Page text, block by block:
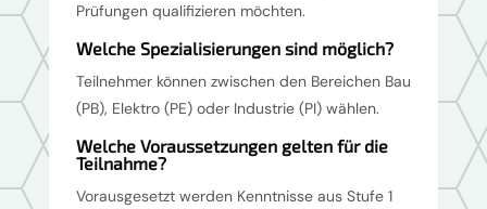
Prüfungen qualifizieren möchten.
Welche Spezialisierungen sind möglich?
Teilnehmer können zwischen den Bereichen Bau
(PB), Elektro (PE) oder Industrie (PI) wählen.
Welche Voraussetzungen gelten für die
Teilnahme?
Vorausgesetzt werden Kenntnisse aus Stufe 1